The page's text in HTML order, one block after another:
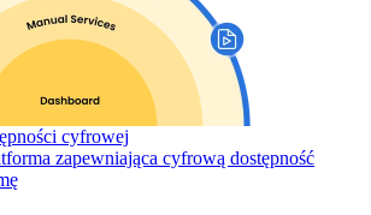
cyfrowej
zapewniająca cyfrową dostępność